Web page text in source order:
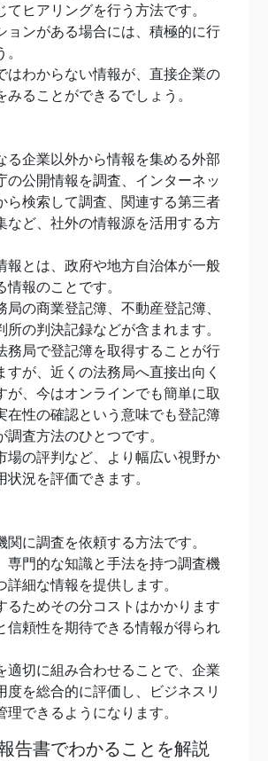
てヒアリングを行う方法です。
ョンがある場合には、積極的に行
はわからない情報が、直接企業の
みることができるでしょう。
る企業以外から情報を集める外部
の公開情報を調査、インターネッ
ら検索して調査、関連する第三者
など、社外の情報源を活用する方
報とは、政府や地方自治体が一般
情報のことです。
局の商業登記簿、不動産登記簿、
所の判決記録などが含まれます。
務局で登記簿を取得することが行
すが、近くの法務局へ直接出向く
が、今はオンラインでも簡単に取
在性の確認という意味でも登記簿
調査方法のひとつです。
場の評判など、より幅広い視野か
状況を評価できます。
関に調査を依頼する方法です。
専門的な知識と手法を持つ調査機
詳細な情報を提供します。
るためその分コストはかかります
信頼性を期待できる情報が得られ
適切に組み合わせることで、企業
度を総合的に評価し、ビジネスリ
理できるようになります。
告書でわかることを解説